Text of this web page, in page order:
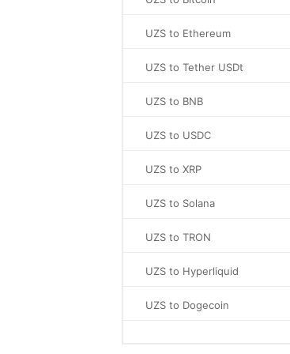
UZS to Ethereum
UZS to Tether USDt
UZS to BNB
UZS to USDC
UZS to XRP
UZS to Solana
UZS to TRON
UZS to Hyperliquid
UZS to Dogecoin